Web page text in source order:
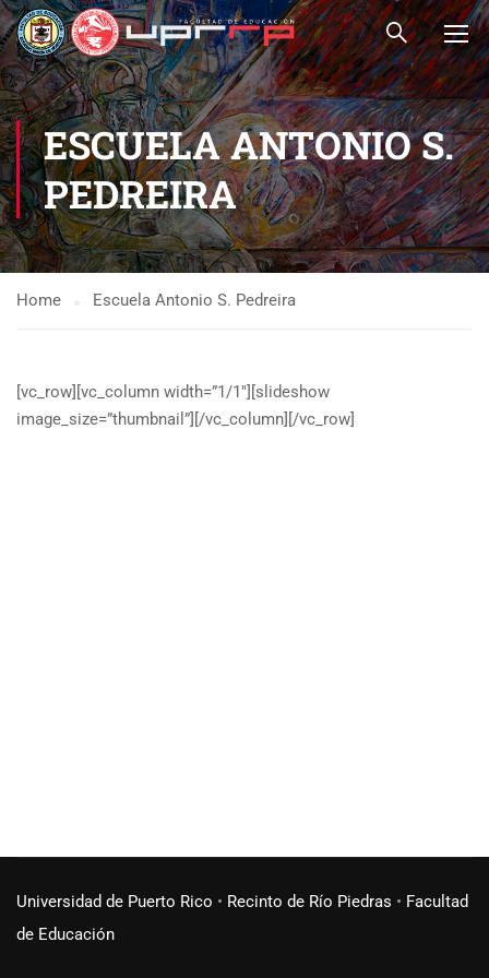
ESCUELA ANTONIO S.
PEDREIRA
Home Escuela Antonio S. Pedreira
[vc_row][vc_column width=”1/1″][slideshow
image_size=”thumbnail”][/vc_column][/vc_row]
Universidad de Puerto Rico • Recinto de Río Piedras • Facultad
de Educación